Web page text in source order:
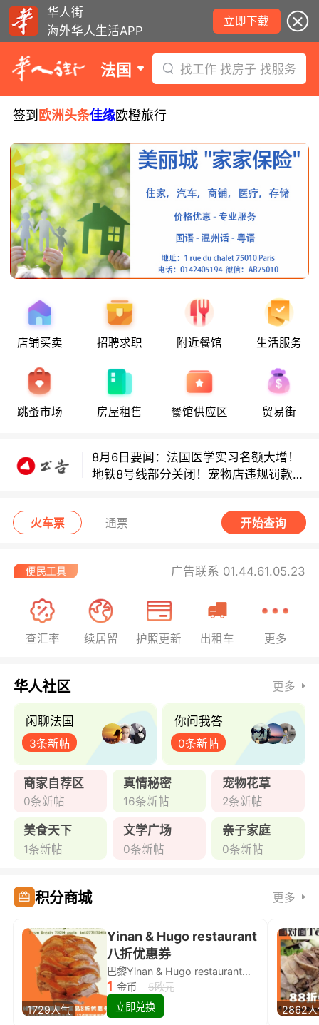
华人街
海外华人生活APP
立即下载
法国 找工作 找房子 找服务
签到 欧洲头条佳缘欧橙旅行
店铺买卖 招聘求职 附近餐馆 生活服务
跳蚤市场 房屋租售 餐馆供应区 贸易街
8月6日要闻：法国医学实习名额大增！
地铁8号线部分关闭！宠物店违规罚款出
炉！
巴黎地铁音乐家海选启动！
8月6日要闻：法国医学实习名额大增！
地铁8号线部分关闭！宠物店违规罚款出
巴黎地铁音乐家海选启动！
火车票 通票 开始查询
广告联系 01.44.61.05.23
查汇率 续居留 护照更新 出租车 更多
华人社区 更多
闲聊法国
3条新帖
你问我答
0条新帖
商家自荐区
0条新帖
真情秘密
16条新帖
宠物花草
2条新帖
美食天下
1条新帖
文学广场
0条新帖
亲子家庭
0条新帖
积分商城 更多
1729人气
Yinan & Hugo restaurant
八折优惠券
巴黎Yinan & Hugo restaurant除简餐类全场8折
1 金币
5欧元
立即兑换
2862